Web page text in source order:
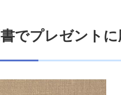
でプレゼントに